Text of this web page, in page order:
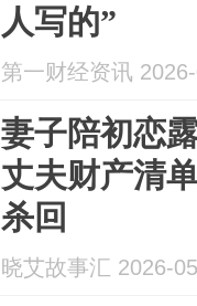
人写的”
第一财经资讯
妻子陪初恋
丈夫财产清
杀回
晓艾故事汇 2026-